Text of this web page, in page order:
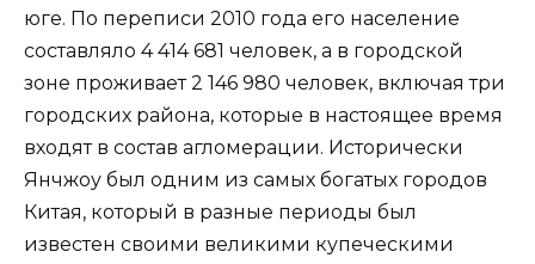
юге. По переписи 2010 года его население
составляло 4 414 681 человек, а в городской
зоне проживает 2 146 980 человек, включая три
городских района, которые в настоящее время
входят в состав агломерации. Исторически
Янчжоу был одним из самых богатых городов
Китая, который в разные периоды был
известен своими великими купеческими